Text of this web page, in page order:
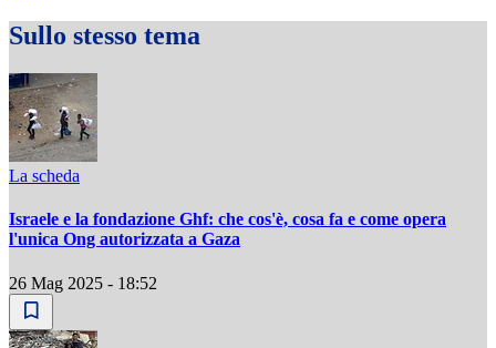
Sullo stesso tema
La scheda
Israele e la fondazione Ghf: che cos'è, cosa fa e come opera
l'unica Ong autorizzata a Gaza
26 Mag 2025 - 18:52